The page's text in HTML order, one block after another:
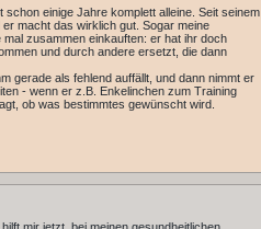
einige Jahre komplett alleine. Seit seinem
macht das wirklich gut. Sogar meine
zusammen einkauften: er hat ihr doch
und durch andere ersetzt, die dann
gerade als fehlend auffällt, und dann nimmt er
- wenn er z.B. Enkelinchen zum Training
ob was bestimmtes gewünscht wird.